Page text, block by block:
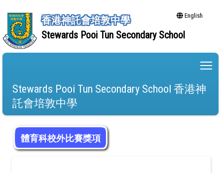
香港神託會培敦中學
Stewards Pooi Tun Secondary School
English
Stewards Pooi Tun Secondary School 香港神
託會培敦中學
體育科校外比賽獎項